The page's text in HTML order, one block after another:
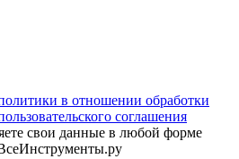
в отношении обработки
соглашения
свои данные в любой форме